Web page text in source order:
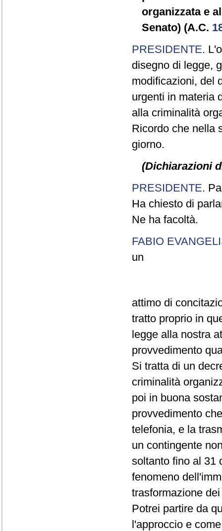
organizzata e
Senato) (A.C.
PRESIDENTE.
disegno di legge,
modificazioni, del
urgenti in materia
alla criminalità
Ricordo che nella
giorno.
(Dichiarazioni
PRESIDENTE.
Ha chiesto di
Ne ha facoltà.
FABIO
un
attimo di
tratto proprio in
legge alla nostra
provvedimento
Si tratta di un
criminalità
poi in buona
provvedimento
telefonia, e la
un contingente
soltanto fino al 31
fenomeno
trasformazione
Potrei partire da
l'approccio e